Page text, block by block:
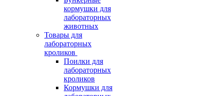
кормушки для
лабораторных
животных
Товары для
лабораторных
кроликов
Поилки для
лабораторных
кроликов
Кормушки для